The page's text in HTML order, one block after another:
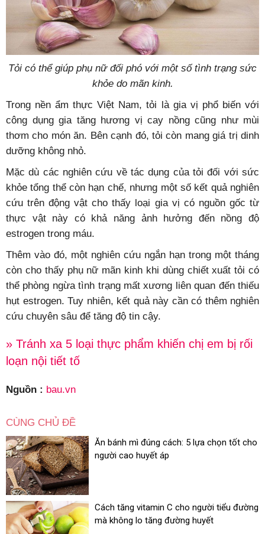
Tỏi có thể giúp phụ nữ đối phó với một số tình trạng sức
khỏe do mãn kinh.
Trong nền ẩm thực Việt Nam, tỏi là gia vị phổ biến với
công dụng gia tăng hương vị cay nồng cũng như mùi
thơm cho món ăn. Bên cạnh đó, tỏi còn mang giá trị dinh
dưỡng không nhỏ.
Mặc dù các nghiên cứu về tác dụng của tỏi đối với sức
khỏe tổng thể còn hạn chế, nhưng một số kết quả nghiên
cứu trên động vật cho thấy loại gia vị có nguồn gốc từ
thực vật này có khả năng ảnh hưởng đến nồng độ
estrogen trong máu.
Thêm vào đó, một nghiên cứu ngắn hạn trong một tháng
còn cho thấy phụ nữ mãn kinh khi dùng chiết xuất tỏi có
thể phòng ngừa tình trạng mất xương liên quan đến thiếu
hụt estrogen. Tuy nhiên, kết quả này cần có thêm nghiên
cứu chuyên sâu để tăng độ tin cậy.
» Tránh xa 5 loại thực phẩm khiến chị em bị rối
loạn nội tiết tố
Nguồn : bau.vn
CÙNG CHỦ ĐỀ
Ăn bánh mì đúng cách: 5 lựa chọn tốt cho
người cao huyết áp
Cách tăng vitamin C cho người tiểu đường
mà không lo tăng đường huyết